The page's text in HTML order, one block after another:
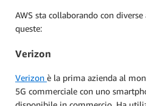
AWS sta collaborando con
queste:
Verizon
Verizon è la prima azienda al
5G commerciale con uno